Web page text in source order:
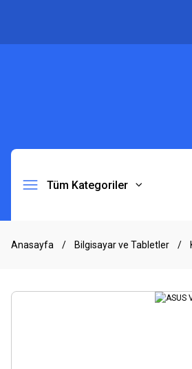
Tüm Kategoriler
Anasayfa Bilgisayar ve Tabletler